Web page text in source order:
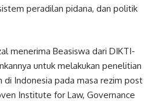
peradilan pidana, dan politik
menerima Beasiswa dari DIKTI-
untuk melakukan penelitian
di Indonesia pada masa rezim post
Institute for Law, Governance